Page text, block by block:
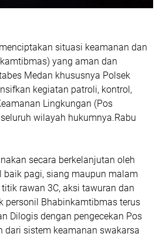
situasi keamanan dan
yang aman dan
Medan khususnya Polsek
kegiatan patroli, kontrol,
Lingkungan (Pos
wilayah hukumnya.Rabu
secara berkelanjutan oleh
baik pagi, siang maupun malam
rawan 3C, aksi tawuran dan
personil Bhabinkamtibmas terus
Dilogis dengan pengecekan Pos
dari sistem keamanan swakarsa